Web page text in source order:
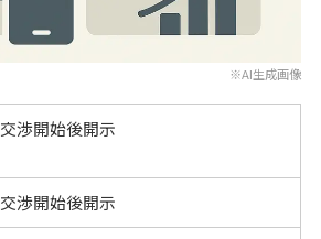
※AI生成画像
交渉開始後開示
交渉開始後開示